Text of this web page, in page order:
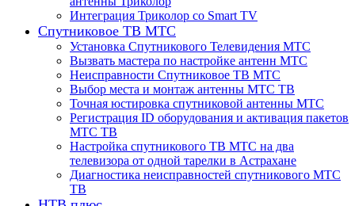
Интеграция Триколор со Smart TV
Спутниковое ТВ МТС
Установка Спутникового Телевидения МТС
Вызвать мастера по настройке антенн МТС
Неисправности Спутниковое ТВ МТС
Выбор места и монтаж антенны МТС ТВ
Точная юстировка спутниковой антенны МТС
Регистрация ID оборудования и активация пакетов
МТС ТВ
Настройка спутникового ТВ МТС на два
телевизора от одной тарелки в Астрахане
Диагностика неисправностей спутникового МТС
ТВ